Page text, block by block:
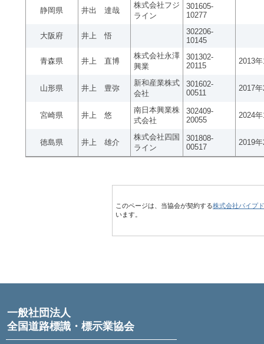
静岡県 井出 達哉
株式会社フジ
ライン
301605-
10277
大阪府 井上 悟
302206-
10145
青森県 井上 直博
株式会社永澤
興業
301302-
20115
2013
山形県 井上 豊弥
新和産業株式
会社
301602-
00511
2017
宮崎県 井上 悠
南日本興業株
式会社
302409-
20055
2024
徳島県 井上 雄介
株式会社四国
ライン
301808-
00517
2019
このページは、当協会が契約する株式会社パイプ
います。
一般社団法人
全国道路標識・標示業協会